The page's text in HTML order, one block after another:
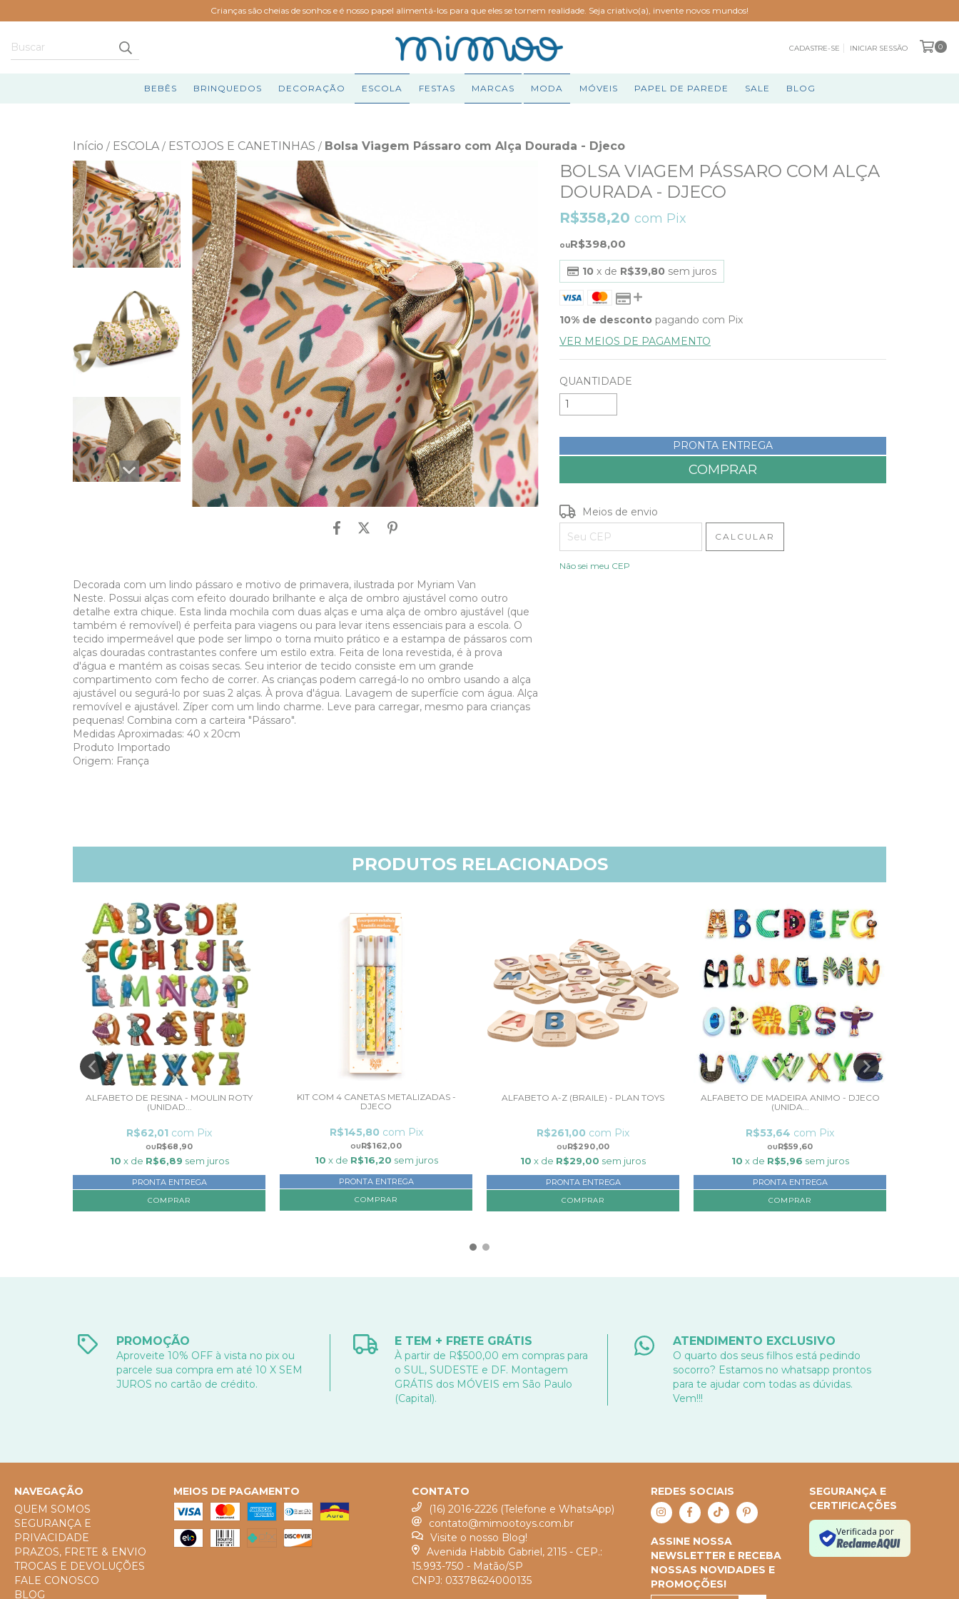
Crianças são cheias de sonhos e é nosso papel alimentá-los para que eles se tornem realidade. Seja criativo(a), invente novos mundos!
CADASTRE-SE INICIAR SESSÃO 0
BEBÊS BRINQUEDOS DECORAÇÃO ESCOLA FESTAS MARCAS MODA MÓVEIS PAPEL DE PAREDE SALE BLOG
Início / ESCOLA / ESTOJOS E CANETINHAS / Bolsa Viagem Pássaro com Alça Dourada - Djeco
Decorada com um lindo pássaro e motivo de primavera, ilustrada por Myriam Van
Neste. Possui alças com efeito dourado brilhante e alça de ombro ajustável como outro
detalhe extra chique. Esta linda mochila com duas alças e uma alça de ombro ajustável (que
também é removível) é perfeita para viagens ou para levar itens essenciais para a escola. O
tecido impermeável que pode ser limpo o torna muito prático e a estampa de pássaros com
alças douradas contrastantes confere um estilo extra. Feita de lona revestida, é à prova
d'água e mantém as coisas secas. Seu interior de tecido consiste em um grande
compartimento com fecho de correr. As crianças podem carregá-lo no ombro usando a alça
ajustável ou segurá-lo por suas 2 alças. À prova d'água. Lavagem de superfície com água. Alça
removível e ajustável. Zíper com um lindo charme. Leve para carregar, mesmo para crianças
pequenas! Combina com a carteira "Pássaro".
Medidas Aproximadas: 40 x 20cm
Produto Importado
Origem: França
BOLSA VIAGEM PÁSSARO COM ALÇA
DOURADA - DJECO
R$398,00
R$358,20 com Pix
10 x de R$39,80 sem juros
10% de desconto pagando com Pix
VER MEIOS DE PAGAMENTO
QUANTIDADE
PRONTA ENTREGA
Entregas para o CEP:
Meios de envio
CALCULAR
Não sei meu CEP
PRODUTOS RELACIONADOS
ALFABETO DE RESINA - MOULIN ROTY
(UNIDAD...
R$68,90
R$62,01 com Pix
10 x de R$6,89 sem juros
PRONTA ENTREGA
COMPRAR
KIT COM 4 CANETAS METALIZADAS -
DJECO
R$162,00
R$145,80 com Pix
10 x de R$16,20 sem juros
PRONTA ENTREGA
ALFABETO A-Z (BRAILE) - PLAN TOYS
R$290,00
R$261,00 com Pix
10 x de R$29,00 sem juros
PRONTA ENTREGA
ALFABETO DE MADEIRA ANIMO - DJECO
(UNIDA...
R$59,60
R$53,64 com Pix
10 x de R$5,96 sem juros
PRONTA ENTREGA
COMPRAR
PROMOÇÃO
Aproveite 10% OFF à vista no pix ou
parcele sua compra em até 10 X SEM
JUROS no cartão de crédito.
E TEM + FRETE GRÁTIS
À partir de R$500,00 em compras para
o SUL, SUDESTE e DF. Montagem
GRÁTIS dos MÓVEIS em São Paulo
(Capital).
ATENDIMENTO EXCLUSIVO
O quarto dos seus filhos está pedindo
socorro? Estamos no whatsapp prontos
para te ajudar com todas as dúvidas.
Vem!!!
NAVEGAÇÃO
QUEM SOMOS
SEGURANÇA E
PRIVACIDADE
PRAZOS, FRETE & ENVIO
TROCAS E DEVOLUÇÕES
FALE CONOSCO
BLOG
MEIOS DE PAGAMENTO
CONTATO
(16) 2016-2226 (Telefone e WhatsApp)
contato@mimootoys.com.br
Visite o nosso Blog!
Avenida Habbib Gabriel, 2115 - CEP.:
15.993-750 - Matão/SP
CNPJ: 03378624000135
REDES SOCIAIS
ASSINE NOSSA
NEWSLETTER E RECEBA
NOSSAS NOVIDADES E
PROMOÇÕES!
SEGURANÇA E
CERTIFICAÇÕES
Verificada por